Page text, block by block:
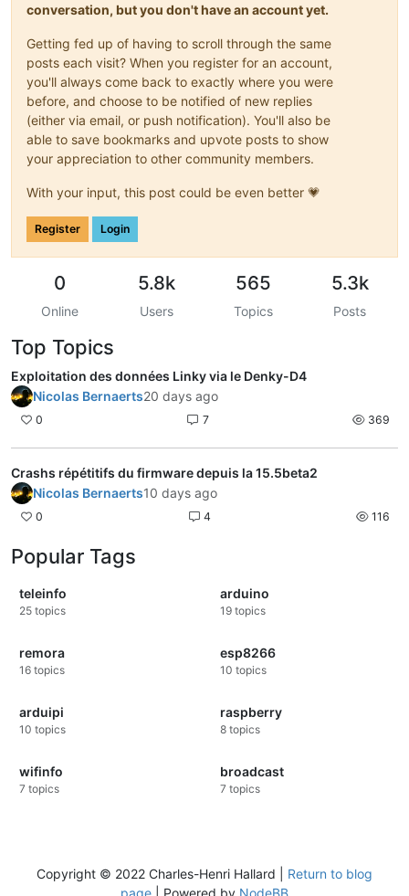
conversation, but you don't have an account yet.
Getting fed up of having to scroll through the same
posts each visit? When you register for an account,
you'll always come back to exactly where you were
before, and choose to be notified of new replies
(either via email, or push notification). You'll also be
able to save bookmarks and upvote posts to show
your appreciation to other community members.
With your input, this post could be even better 💗
Register Login
0
Online
5.8k
Users
565
Topics
5.3k
Posts
Top Topics
Exploitation des données Linky via le Denky-D4
Nicolas Bernaerts20 days ago
0 7 369
Crashs répétitifs du firmware depuis la 15.5beta2
Nicolas Bernaerts10 days ago
0 4 116
Popular Tags
teleinfo
25 topics
arduino
19 topics
remora
16 topics
esp8266
10 topics
arduipi
10 topics
raspberry
8 topics
wifinfo
7 topics
broadcast
7 topics
Copyright © 2022 Charles-Henri Hallard | Return to blog